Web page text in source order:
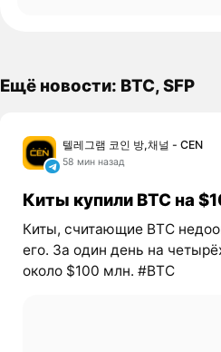
Ещё новости: BTC, SFP
텔레그램 코인 방,채널 - CEN
58 мин назад
Киты купили BTC на
Киты, считающие BTC
его. За один день на
около $100 млн. #BTC